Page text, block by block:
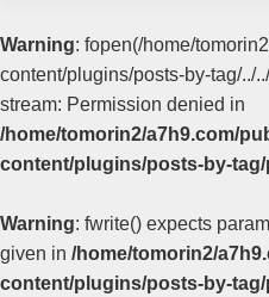
Warning: fopen(/home/
content/plugins/posts-by-tag/../
stream: Permission denied in
/home/tomorin2/a7h9.com/
content/plugins/posts-by-
Warning: fwrite() expects
given in /home/tomorin2/
content/plugins/posts-by-